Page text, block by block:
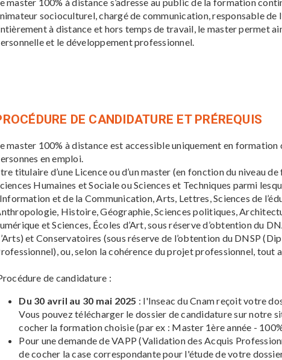
socioculturel, chargé de communication, responsable de
à distance et hors temps de travail, le master permet
et le développement professionnel.
DE CANDIDATURE ET PRÉREQUIS
master 100% à distance est accessible uniquement en formation
en emploi.
titulaire d’une Licence ou d’un master (en fonction du niveau
Humaines et Sociale ou Sciences et Techniques parmi
et de la Communication, Arts, Lettres, Sciences de
Histoire, Géographie, Sciences politiques,
et Sciences, Écoles d’Art, sous réserve d’obtention du
et Conservatoires (sous réserve de l’obtention du DNSP
ou, selon la cohérence du projet professionnel, tout
de candidature :
Du 30 avril au 30 mai 2025 : l'Inseac du Cnam reçoit votre
Vous pouvez télécharger le dossier de candidature sur notre
cocher la formation choisie (par ex : Master 1ère année -
Pour une demande de VAPP (Validation des Acquis
de cocher la case correspondante pour l'étude de votre